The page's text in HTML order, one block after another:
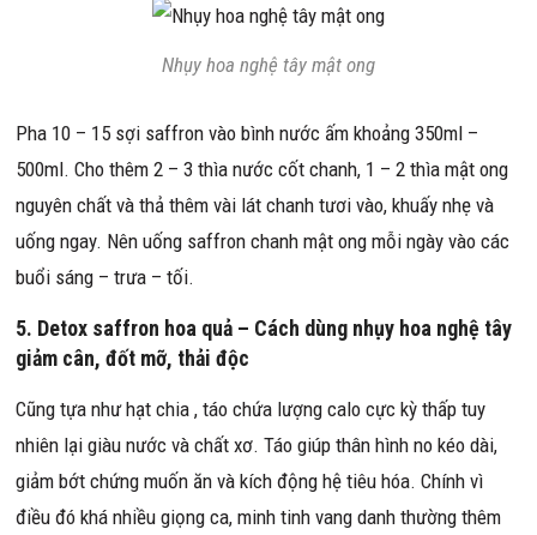
Nhụy hoa nghệ tây mật ong
Pha 10 – 15 sợi saffron vào bình nước ấm khoảng 350ml –
500ml. Cho thêm 2 – 3 thìa nước cốt chanh, 1 – 2 thìa mật ong
nguyên chất và thả thêm vài lát chanh tươi vào, khuấy nhẹ và
uống ngay. Nên uống saffron chanh mật ong mỗi ngày vào các
buổi sáng – trưa – tối.
5. Detox saffron hoa quả – Cách dùng nhụy hoa nghệ tây
giảm cân, đốt mỡ, thải độc
Cũng tựa như hạt chia , táo chứa lượng calo cực kỳ thấp tuy
nhiên lại giàu nước và chất xơ. Táo giúp thân hình no kéo dài,
giảm bớt chứng muốn ăn và kích động hệ tiêu hóa. Chính vì
điều đó khá nhiều giọng ca, minh tinh vang danh thường thêm